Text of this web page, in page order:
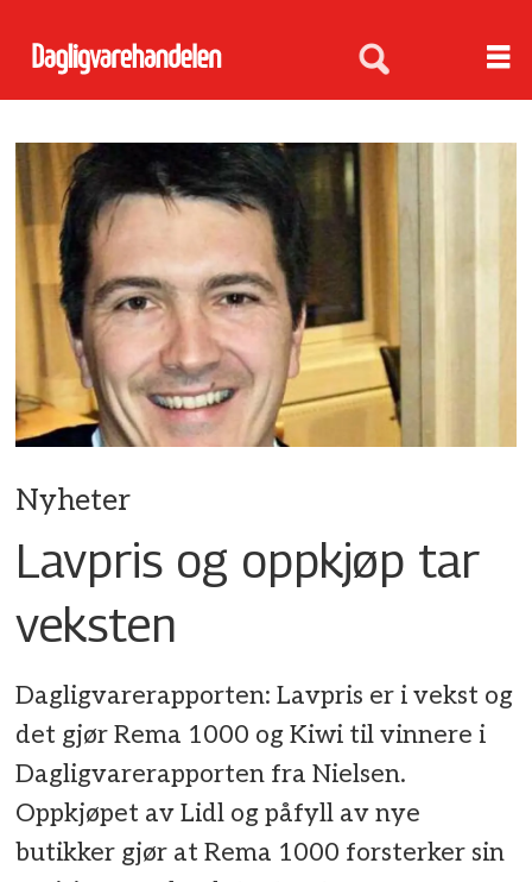
Nyheter
Lavpris og oppkjøp tar
veksten
Dagligvarerapporten: Lavpris er i vekst og
det gjør Rema 1000 og Kiwi til vinnere i
Dagligvarerapporten fra Nielsen.
Oppkjøpet av Lidl og påfyll av nye
butikker gjør at Rema 1000 forsterker sin